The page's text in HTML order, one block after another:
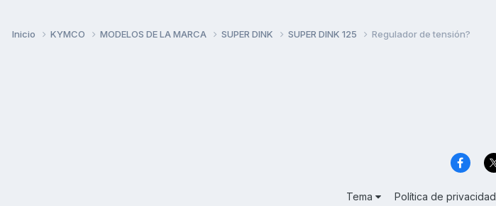
Inicio KYMCO MODELOS DE LA MARCA SUPER DINK SUPER DINK 125 Regulador de tensión?
Tema Política de privacidad